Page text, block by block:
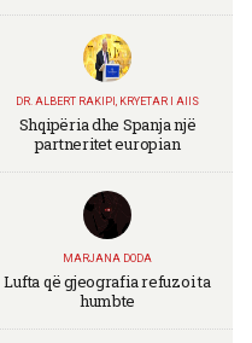
DR. ALBERT RAKIPI, KRYETAR I AIIS
Shqipëria dhe Spanja një
partneritet europian
MARJANA DODA
Lufta që gjeografia refuzoi ta
humbte